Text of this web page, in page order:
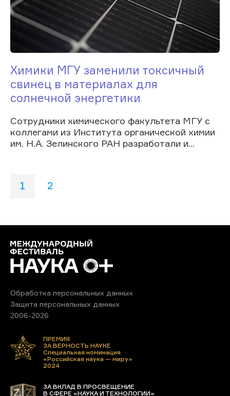
Химики МГУ заменили токсичный
свинец в материалах для
солнечной энергетики
Сотрудники химического факультета МГУ с
коллегами из Института органической химии
им. Н.А. Зелинского РАН разработали и...
1 2
Обработка персональных данных
Защита персональных данных
2006-2026
ПРЕМИЯ
ЗА ВЕРНОСТЬ НАУКЕ
Специальная номинация
«Российская наука — миру»
2024
ЗА ВКЛАД В ПРОСВЕЩЕНИЕ
В СФЕРЕ «НАУКА И ТЕХНОЛОГИИ»